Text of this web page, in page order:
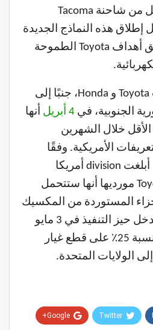
وإصدار كهربائي محتمل من شاحنة Tacoma
إطلاق هذه النماذج الجديدة
خطوة مهمة نحو تحقيق أهداف Toyota الطموحة
بشكل منفصل، أعلنت Toyota و Honda، جنبًا إلى
4 أبريل
أنها
خلال الشهرين
الأمريكية. وفقًا
، أبلغت division أمريكا
الشمالية التابعة لـ Toyota مورديها أنها ستتحمل
المستوردة من المكسيك
وكندا. من المقرر أن يدخل حيز التنفيذ في 3 مايو
فرض رسوم إضافية بنسبة 25٪ على قطع غيار
الولايات المتحدة.
Twitter
Google+